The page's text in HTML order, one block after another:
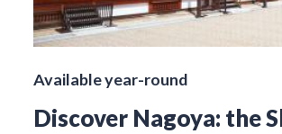
Available year-round
Discover Nagoya: the